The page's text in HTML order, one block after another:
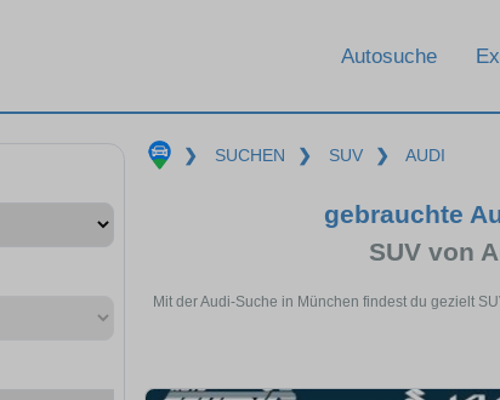
Autosuche
❯ SUCHEN ❯ SUV ❯ AUDI
gebrauchte
SUV von
Mit der Audi-Suche in München findest du gezielt